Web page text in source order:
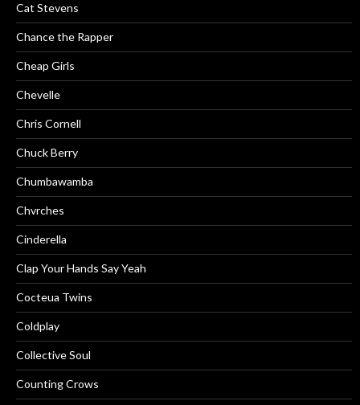
Cat Stevens
Chance the Rapper
Cheap Girls
Chevelle
Chris Cornell
Chuck Berry
Chumbawamba
Chvrches
Cinderella
Clap Your Hands Say Yeah
Cocteua Twins
Coldplay
Collective Soul
Counting Crows